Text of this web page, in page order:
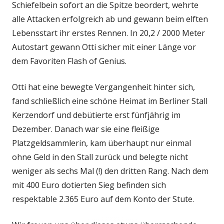
Schiefelbein sofort an die Spitze beordert, wehrte
alle Attacken erfolgreich ab und gewann beim elften
Lebensstart ihr erstes Rennen. In 20,2 / 2000 Meter
Autostart gewann Otti sicher mit einer Länge vor
dem Favoriten Flash of Genius.
Otti hat eine bewegte Vergangenheit hinter sich,
fand schließlich eine schöne Heimat im Berliner Stall
Kerzendorf und debütierte erst fünfjährig im
Dezember. Danach war sie eine fleißige
Platzgeldsammlerin, kam überhaupt nur einmal
ohne Geld in den Stall zurück und belegte nicht
weniger als sechs Mal (!) den dritten Rang. Nach dem
mit 400 Euro dotierten Sieg befinden sich
respektable 2.365 Euro auf dem Konto der Stute.